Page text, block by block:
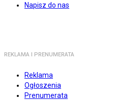
Napisz do nas
REKLAMA I PRENUMERATA
Reklama
Ogłoszenia
Prenumerata